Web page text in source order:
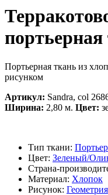
портьерная
Портьерная ткань из
рисунком
Артикул: Sandra, col
Ширина: 2,80 м. Цвет:
Тип ткани:
Цвет: Зеленый/
Страна-
Материал: Хлопок
Рисунок: Геометрия